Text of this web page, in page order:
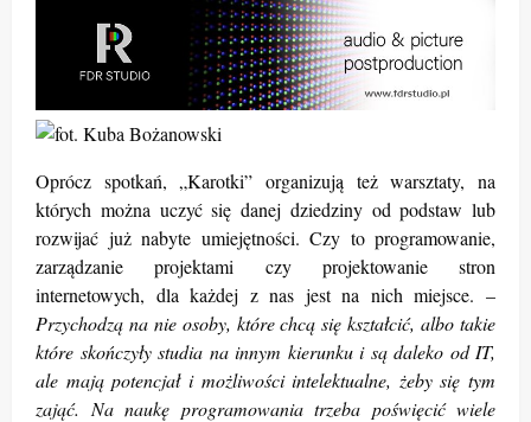
Oprócz spotkań, „Karotki” organizują też warsztaty, na
których można uczyć się danej dziedziny od podstaw lub
rozwijać już nabyte umiejętności. Czy to programowanie,
zarządzanie projektami czy projektowanie stron
internetowych, dla każdej z nas jest na nich miejsce. –
Przychodzą na nie osoby, które chcą się kształcić, albo takie
które skończyły studia na innym kierunku i są daleko od IT,
ale mają potencjał i możliwości intelektualne, żeby się tym
zająć. Na naukę programowania trzeba poświęcić wiele